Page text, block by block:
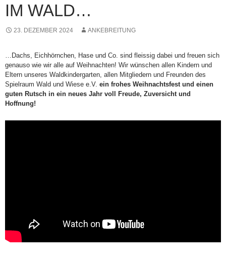
IM WALD…
23. DEZEMBER 2024 ANKEBREITUNG
…Dachs, Eichhörnchen, Hase und Co. sind fleissig dabei und freuen sich
genauso wie wir alle auf Weihnachten! Wir wünschen allen Kindern und
Eltern unseres Waldkindergarten, allen Mitgliedern und Freunden des
Spielraum Wald und Wiese e.V. ein frohes Weihnachtsfest und einen
guten Rutsch in ein neues Jahr voll Freude, Zuversicht und
Hoffnung!